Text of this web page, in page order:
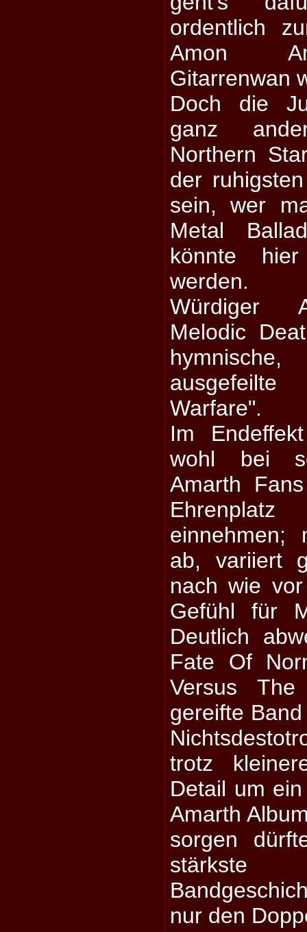
ordentlich
Amon
Gitarrenwan
Doch die
ganz
Northern
der
sein, wer
Metal
könnte
werden.
Würdiger
Melodic
Warfare".
Im
wohl bei
Amarth
einnehmen;
ab, variiert
nach wie
Gefühl für
Deutlich
Fate Of
Versus
gereifte
trotz
Detail um
Amarth
sorgen
nur den